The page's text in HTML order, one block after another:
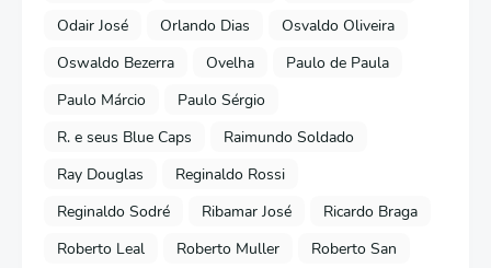
Odair José
Orlando Dias
Osvaldo Oliveira
Oswaldo Bezerra
Ovelha
Paulo de Paula
Paulo Márcio
Paulo Sérgio
R. e seus Blue Caps
Raimundo Soldado
Ray Douglas
Reginaldo Rossi
Reginaldo Sodré
Ribamar José
Ricardo Braga
Roberto Leal
Roberto Muller
Roberto San